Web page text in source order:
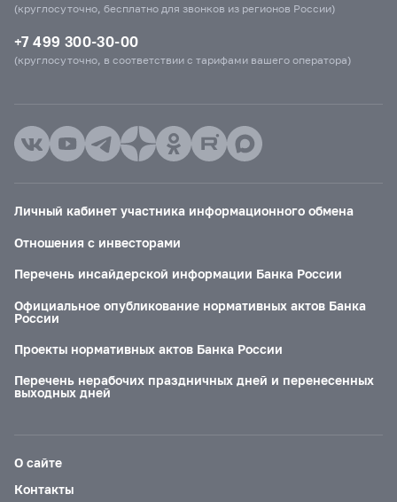
(круглосуточно, бесплатно для звонков из регионов России)
+7 499 300-30-00
(круглосуточно, в соответствии с тарифами вашего оператора)
Личный кабинет участника информационного обмена
Отношения с инвесторами
Перечень инсайдерской информации Банка России
Официальное опубликование нормативных актов Банка
России
Проекты нормативных актов Банка России
Перечень нерабочих праздничных дней и перенесенных
выходных дней
О сайте
Контакты